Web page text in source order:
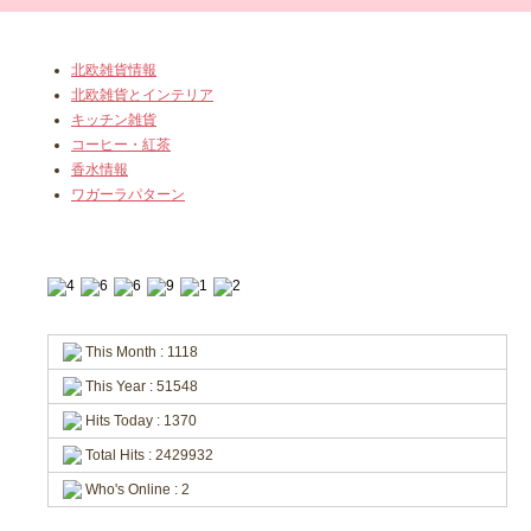
北欧雑貨情報
北欧雑貨とインテリア
キッチン雑貨
コーヒー・紅茶
香水情報
ワガーラパターン
This Month : 1118
This Year : 51548
Hits Today : 1370
Total Hits : 2429932
Who's Online : 2